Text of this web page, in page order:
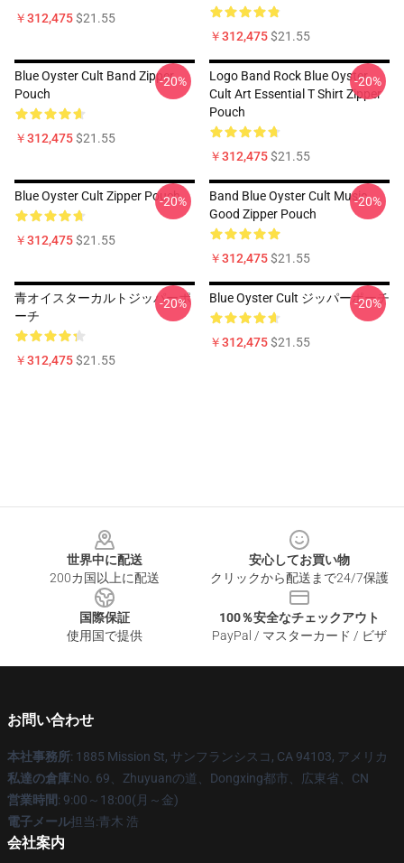
￥312,475$21.55
￥312,475$21.55
Blue Oyster Cult Band Zipper
Pouch
￥312,475$21.55
-20%
Logo Band Rock Blue Oyster
Cult Art Essential T Shirt Zipper
Pouch
￥312,475$21.55
-20%
Blue Oyster Cult Zipper Pouch
￥312,475$21.55
-20%
Band Blue Oyster Cult Music
Good Zipper Pouch
￥312,475$21.55
-20%
青オイスターカルトジッパーポ
ーチ
￥312,475$21.55
-20% Blue Oyster Cult ジッパーポーチ
￥312,475$21.55
-20%
世界中に配送
200カ国以上に配送
安心してお買い物
クリックから配送まで24/7保護
国際保証
使用国で提供
100％安全なチェックアウト
PayPal / マスターカード / ビザ
お問い合わせ
本社事務所: 1885 Mission St, サンフランシスコ, CA 94103, アメリカ
私達の倉庫:No. 69、Zhuyuanの道、Dongxing都市、広東省、CN
営業時間: 9:00～18:00(月～金)
電子メール担当:青木 浩
会社案内